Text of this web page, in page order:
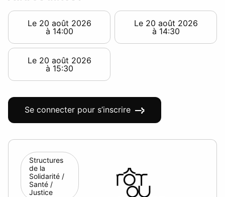
Le 20 août 2026
à 14:00
Le 20 août 2026
à 14:30
Le 20 août 2026
à 15:30
Se connecter pour s’inscrire
Structures
de la
Solidarité /
Santé /
Justice